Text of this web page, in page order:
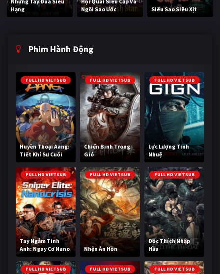
Hạng
Ngôi Sao Ước
Siêu Sao Siêu Xịt
Phim Hành Động
FULL HD VIETSUB
Huyền Thoại Aang:
Tiết Khí Sư Cuối
Cùng
FULL HD VIETSUB
Chiến Binh Trong
Gió
FULL HD VIETSUB
Lực Lượng Tinh
Nhuệ
FULL HD VIETSUB
Tay Ngắm Tinh
Anh: Nguy Cơ Nano
FULL HD VIETSUB
Nhện Ăn Hồn
FULL HD VIETSUB
Độc Thích Nhập
Hầu
FULL HD VIETSUB FULL HD VIETSUB FULL HD VIETSUB